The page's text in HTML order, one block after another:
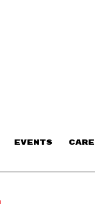
EVENTS